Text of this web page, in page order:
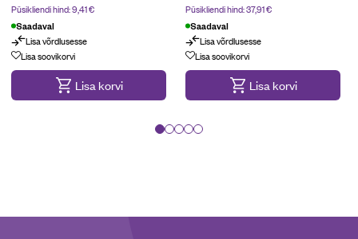
Püsikliendi hind:9,41€
Saadaval
Lisa võrdlusesse
Lisa soovikorvi
Lisa korvi
Püsikliendi hind:37,91€
Saadaval
Lisa võrdlusesse
Lisa soovikorvi
Lisa korvi